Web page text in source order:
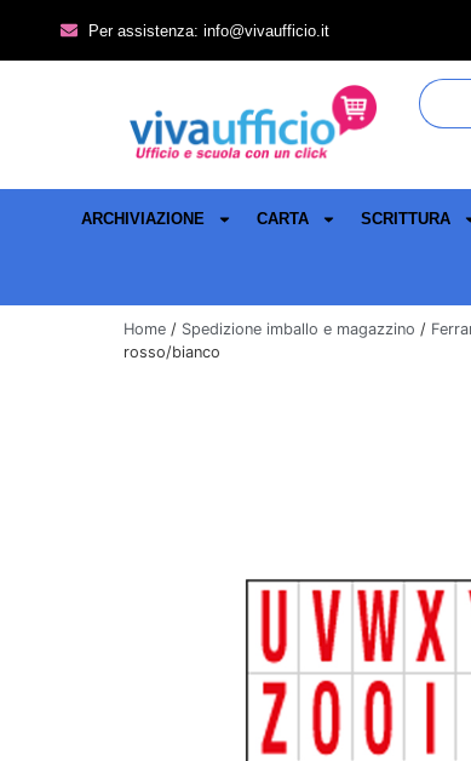
Per assistenza: info@vivaufficio.it
ARCHIVIAZIONE CARTA SCRITTURA
Home / Spedizione imballo e magazzino /
rosso/bianco